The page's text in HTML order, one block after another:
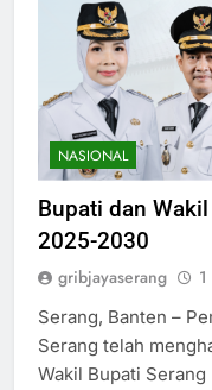
NASIONAL
Bupati dan
2025-2030
gribjayaserang
Serang, Banten –
Serang telah
Wakil Bupati